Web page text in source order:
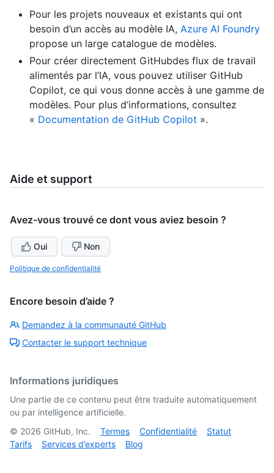
Pour les projets nouveaux et existants qui ont
besoin d’un accès au modèle IA, Azure AI Foundry
propose un large catalogue de modèles.
Pour créer directement GitHubdes flux de travail
alimentés par l’IA, vous pouvez utiliser GitHub
Copilot, ce qui vous donne accès à une gamme de
modèles. Pour plus d’informations, consultez
« Documentation de GitHub Copilot ».
Aide et support
Avez-vous trouvé ce dont vous aviez besoin ?
Oui Non
Politique de confidentialité
Encore besoin d’aide ?
Demandez à la communauté GitHub
Contacter le support technique
Informations juridiques
Une partie de ce contenu peut être traduite automatiquement
ou par intelligence artificielle.
© 2026 GitHub, Inc. Termes Confidentialité
Statut
Tarifs
Services d’experts Blog